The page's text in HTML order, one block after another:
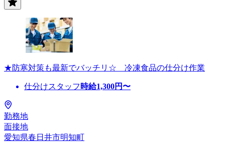
★防寒対策も最新でバッチリ☆ 冷凍食品の仕分け作業
仕分けスタッフ 時給1,300円〜
勤務地
面接地
愛知県春日井市明知町